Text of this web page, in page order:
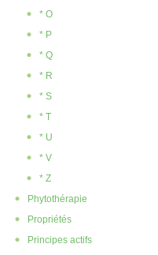
* O
* P
* Q
* R
* S
* T
* U
* V
* Z
Phytothérapie
Propriétés
Principes actifs